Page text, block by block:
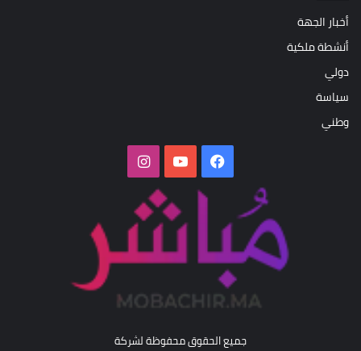
أخبار الجهة
أنشطة ملكية
دولي
سياسة
وطني
فيسبوك‫YouTubeانستقرام
جميع الحقوق محفوظة لشركة